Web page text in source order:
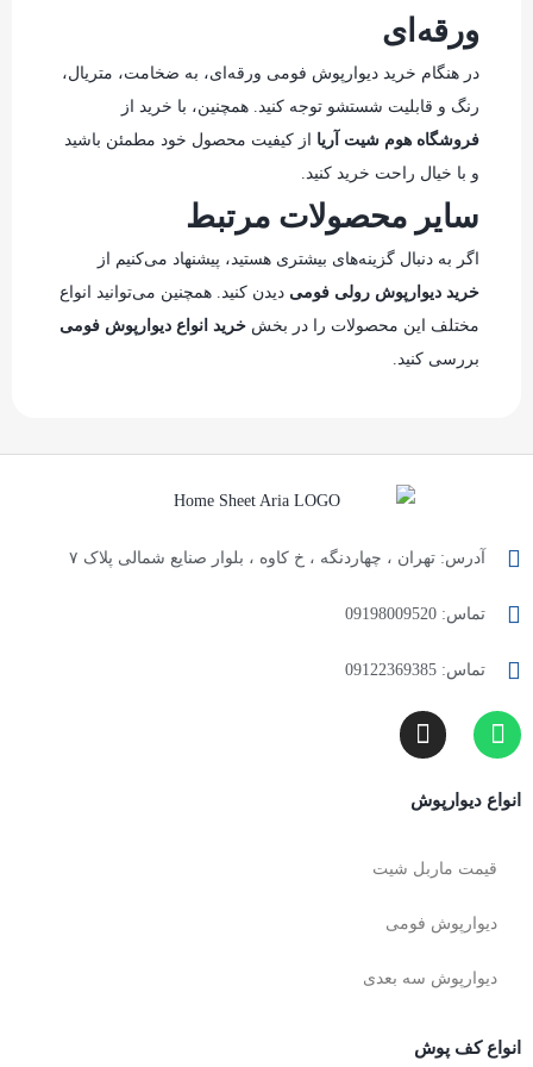
ورقه‌ای
در هنگام خرید دیوارپوش فومی ورقه‌ای، به ضخامت، متریال،
رنگ و قابلیت شستشو توجه کنید. همچنین، با خرید از
فروشگاه‌ هوم شیت آریا از کیفیت محصول خود مطمئن باشید
و با خیال راحت خرید کنید.
سایر محصولات مرتبط
اگر به دنبال گزینه‌های بیشتری هستید، پیشنهاد می‌کنیم از
خرید دیوارپوش رولی فومی دیدن کنید. همچنین می‌توانید انواع
مختلف این محصولات را در بخش خرید انواع دیوارپوش فومی
بررسی کنید.
آدرس: تهران ، چهاردنگه ، خ کاوه ، بلوار صنایع شمالی پلاک ۷
تماس: 09198009520
تماس: 09122369385
انواع دیوارپوش
قیمت ماربل شیت
دیوارپوش فومی
دیوارپوش سه بعدی
انواع کف پوش